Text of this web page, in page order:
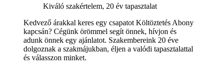
Kiváló szakértelem, 20 év tapasztalat
Kedvező árakkal keres egy csapatot Költöztetés Abony
kapcsán? Cégünk örömmel segít önnek, hívjon és
adunk önnek egy ajánlatot. Szakembereink 20 éve
dolgoznak a szakmájukban, éljen a valódi tapasztalattal
és válasszon minket.